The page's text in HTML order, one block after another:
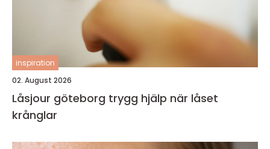
inspiration
02. August 2026
Låsjour göteborg trygg hjälp när låset
krånglar